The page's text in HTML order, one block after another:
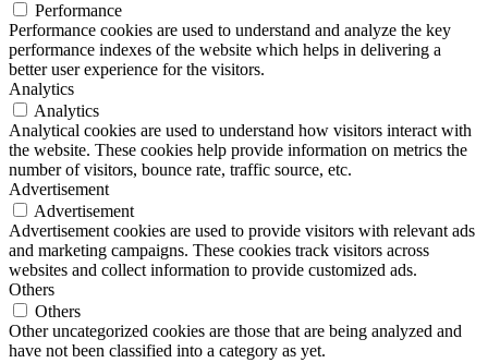
Performance
Performance cookies are used to understand and analyze the key
performance indexes of the website which helps in delivering a
better user experience for the visitors.
Analytics
Analytics
Analytical cookies are used to understand how visitors interact with
the website. These cookies help provide information on metrics the
number of visitors, bounce rate, traffic source, etc.
Advertisement
Advertisement
Advertisement cookies are used to provide visitors with relevant ads
and marketing campaigns. These cookies track visitors across
websites and collect information to provide customized ads.
Others
Others
Other uncategorized cookies are those that are being analyzed and
have not been classified into a category as yet.